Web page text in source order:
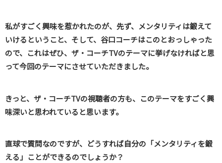
私がすごく興味を惹かれたのが、先ず、メンタリティは鍛えて
いけるということ、そして、谷口コーチはこのとおっしゃった
ので、これはぜひ、ザ・コーチTVのテーマに挙げなければと思
って今回のテーマにさせていただきました。
きっと、ザ・コーチTVの視聴者の方も、このテーマをすごく興
味深いと思われていると思います。
直球で質問なのですが、どうすれば自分の「メンタリティを鍛
える」ことができるのでしょうか？